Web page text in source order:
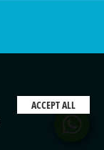
ACCEPT ALL